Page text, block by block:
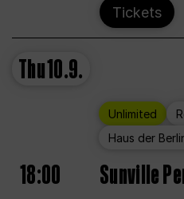
Tickets
Thu10.9.
Unlimited
Haus der
18:00 Sunville